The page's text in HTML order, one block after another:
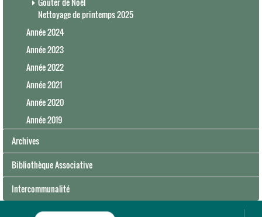
Nettoyage de printemps 2025
Année 2024
Année 2023
Année 2022
Année 2021
Année 2020
Année 2019
Archives
Bibliothèque Associative
Intercommunalité